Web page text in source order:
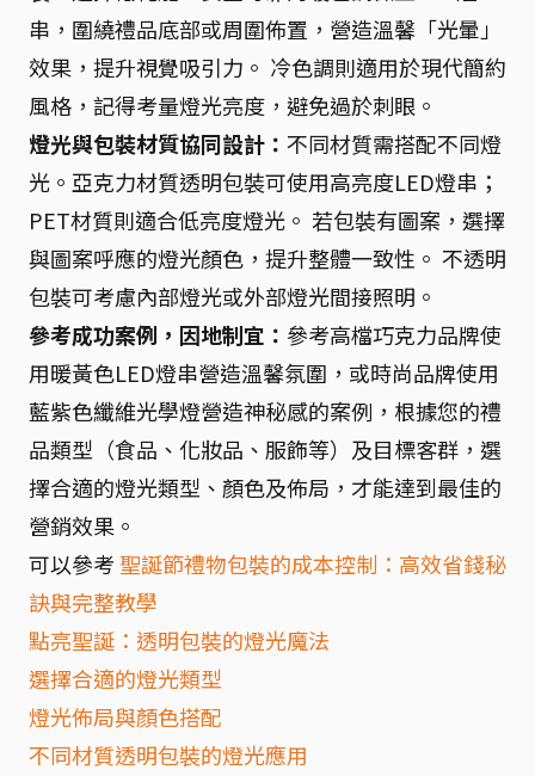
串，圍繞禮品底部或周圍佈置，營造溫馨「光暈」
效果，提升視覺吸引力。 冷色調則適用於現代簡約
風格，記得考量燈光亮度，避免過於刺眼。
燈光與包裝材質協同設計： 不同材質需搭配不同燈
光。亞克力材質透明包裝可使用高亮度LED燈串；
PET材質則適合低亮度燈光。 若包裝有圖案，選擇
與圖案呼應的燈光顏色，提升整體一致性。 不透明
包裝可考慮內部燈光或外部燈光間接照明。
參考成功案例，因地制宜： 參考高檔巧克力品牌使
用暖黃色LED燈串營造溫馨氛圍，或時尚品牌使用
藍紫色纖維光學燈營造神秘感的案例，根據您的禮
品類型（食品、化妝品、服飾等）及目標客群，選
擇合適的燈光類型、顏色及佈局，才能達到最佳的
營銷效果。
可以參考 聖誕節禮物包裝的成本控制：高效省錢秘
訣與完整教學
點亮聖誕：透明包裝的燈光魔法
選擇合適的燈光類型
燈光佈局與顏色搭配
不同材質透明包裝的燈光應用